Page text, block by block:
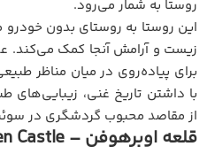
روستا به شمار می‌رود.
این روستا به روستای بدون
زیست و آرامش آنجا کمک می‌کند.
برای پیاده‌روی در میان مناظر
با داشتن تاریخ غنی، زیبایی‌های
از مقاصد محبوب گردشگری در
قلعه اوبرهوفن – Oberhofen Castle